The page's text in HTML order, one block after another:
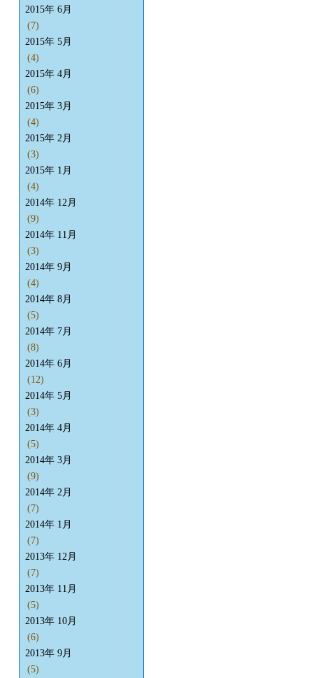
2015年 6月
(7)
2015年 5月
(4)
2015年 4月
(6)
2015年 3月
(4)
2015年 2月
(3)
2015年 1月
(4)
2014年 12月
(9)
2014年 11月
(3)
2014年 9月
(4)
2014年 8月
(5)
2014年 7月
(8)
2014年 6月
(12)
2014年 5月
(3)
2014年 4月
(5)
2014年 3月
(9)
2014年 2月
(7)
2014年 1月
(7)
2013年 12月
(7)
2013年 11月
(5)
2013年 10月
(6)
2013年 9月
(5)